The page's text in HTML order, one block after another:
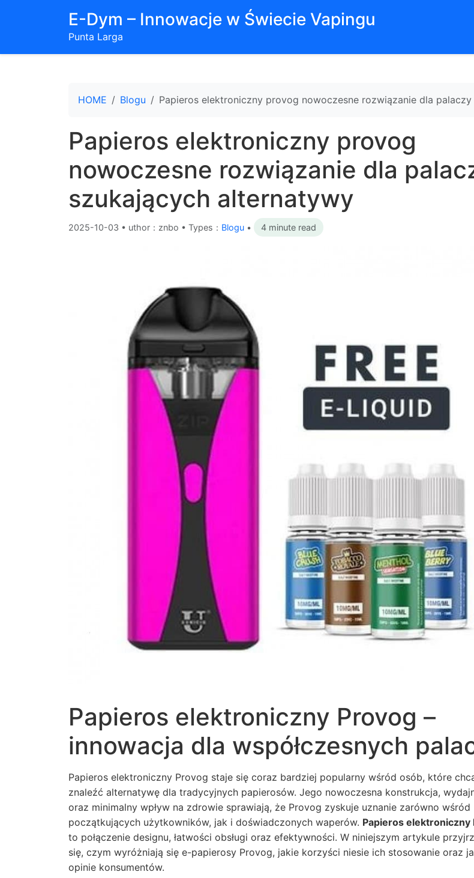
E-Dym – Innowacje w Świecie Vapingu
Punta Larga
HOME Blogu Papieros elektroniczny provog nowoczesne rozwiązanie dla
Papieros elektroniczny provog
nowoczesne rozwiązanie dla
szukających alternatywy
2025-10-03 • uthor：znbo • Types： Blogu • 4 minute read
Papieros elektroniczny Provog –
innowacja dla współczesnych
Papieros elektroniczny Provog staje się coraz bardziej popularny wśród osób, które
znaleźć alternatywę dla tradycyjnych papierosów. Jego nowoczesna konstrukcja,
oraz minimalny wpływ na zdrowie sprawiają, że Provog zyskuje uznanie zarówno wśród
początkujących użytkowników, jak i doświadczonych waperów. Papieros elektroniczny
to połączenie designu, łatwości obsługi oraz efektywności. W niniejszym artykule
się, czym wyróżniają się e-papierosy Provog, jakie korzyści niesie ich stosowanie oraz
opinie konsumentów.